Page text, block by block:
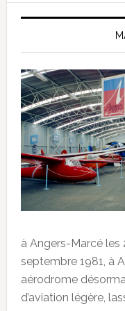
à Angers-Marcé les
septembre 1981, à
aérodrome
d’aviation légère,